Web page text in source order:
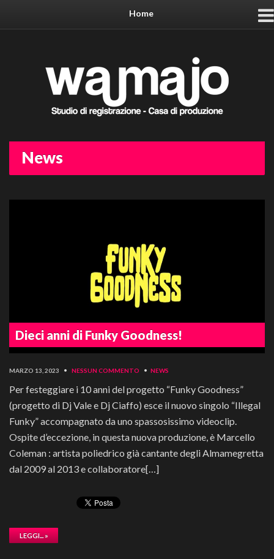
Home
News
Dieci anni di Funky Goodness!
MARZO 13, 2023 • NESSUN COMMENTO • NEWS
Per festeggiare i 10 anni del progetto “Funky Goodness”
(progetto di Dj Vale e Dj Ciaffo) esce il nuovo singolo “Illegal
Funky” accompagnato da uno spassosissimo videoclip.
Ospite d’eccezione, in questa nuova produzione, è Marcello
Coleman : artista poliedrico già cantante degli Almamegretta
dal 2009 al 2013 e collaboratore[…]
LEGGI... »